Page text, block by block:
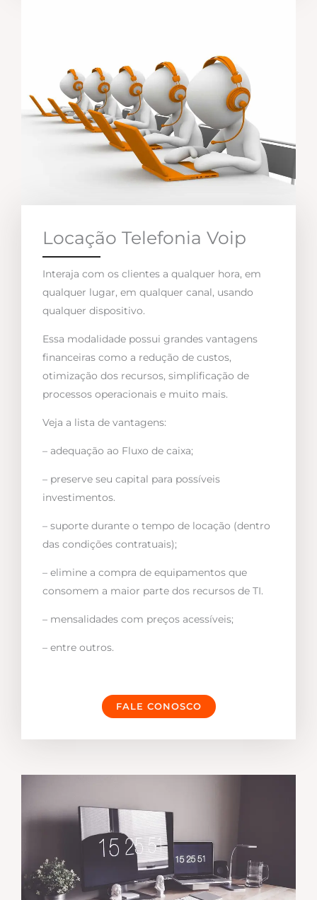
Locação Telefonia Voip
Interaja com os clientes a qualquer hora, em
qualquer lugar, em qualquer canal, usando
qualquer dispositivo.
Essa modalidade possui grandes vantagens
financeiras como a redução de custos,
otimização dos recursos, simplificação de
processos operacionais e muito mais.
Veja a lista de vantagens:
– adequação ao Fluxo de caixa;
– preserve seu capital para possíveis
investimentos.
– suporte durante o tempo de locação (dentro
das condições contratuais);
– elimine a compra de equipamentos que
consomem a maior parte dos recursos de TI.
– mensalidades com preços acessíveis;
– entre outros.
FALE CONOSCO